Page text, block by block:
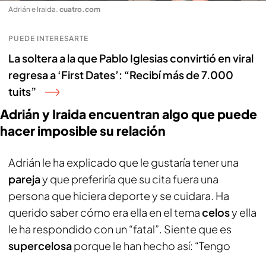
Adrián e Iraida. cuatro.com
PUEDE INTERESARTE
La soltera a la que Pablo Iglesias convirtió en viral
regresa a ‘First Dates’: “Recibí más de 7.000
tuits”
Adrián y Iraida encuentran algo que puede
hacer imposible su relación
Adrián le ha explicado que le gustaría tener una
parejay que preferiría que su cita fuera una
persona que hiciera deporte y se cuidara. Ha
querido saber cómo era ella en el temacelosy ella
le ha respondido con un “fatal”. Siente que es
supercelosaporque le han hecho así: “Tengo